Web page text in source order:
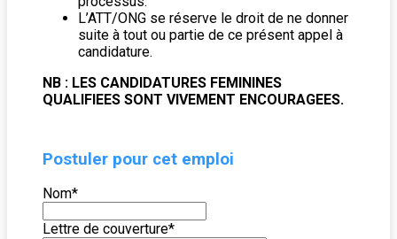
L’ATT/ONG se réserve le droit de ne donner
suite à tout ou partie de ce présent appel à
candidature.
NB : LES CANDIDATURES FEMININES
QUALIFIEES SONT VIVEMENT ENCOURAGEES.
Postuler pour cet emploi
Nom*
Lettre de couverture*